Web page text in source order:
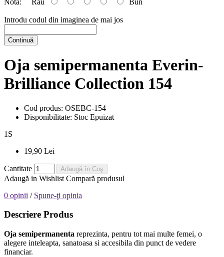
Introdu codul din imaginea de mai jos
Continuă
Oja semipermanenta Everin-
Brilliance Collection 154
Cod produs: OSEBC-154
Disponibilitate: Stoc Epuizat
1 S
19,90 Lei
Cantitate Adaugă în Coş
Adaugă in Wishlist Compară produsul
0 opinii / Spune-ţi opinia
Descriere Produs
Oja semipermanenta reprezinta, pentru tot mai multe femei, o
alegere inteleapta, sanatoasa si accesibila din punct de vedere
financiar.